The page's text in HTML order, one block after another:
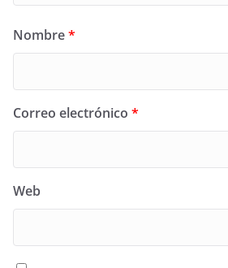
Nombre*
Correo electrónico *
Web